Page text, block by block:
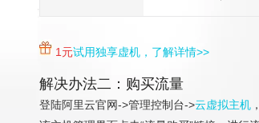
1元试用独享虚机，了解详情>>
解决办法二：购买流量
登陆阿里云官网->管理控制台->云虚拟主机